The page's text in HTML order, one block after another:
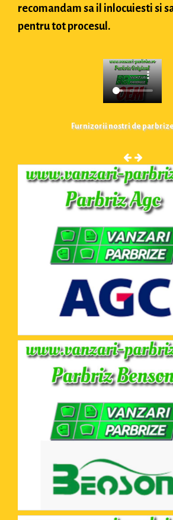
recomandam sa il inlocuiesti si
pentru tot procesul.
Furnizorii nostri de